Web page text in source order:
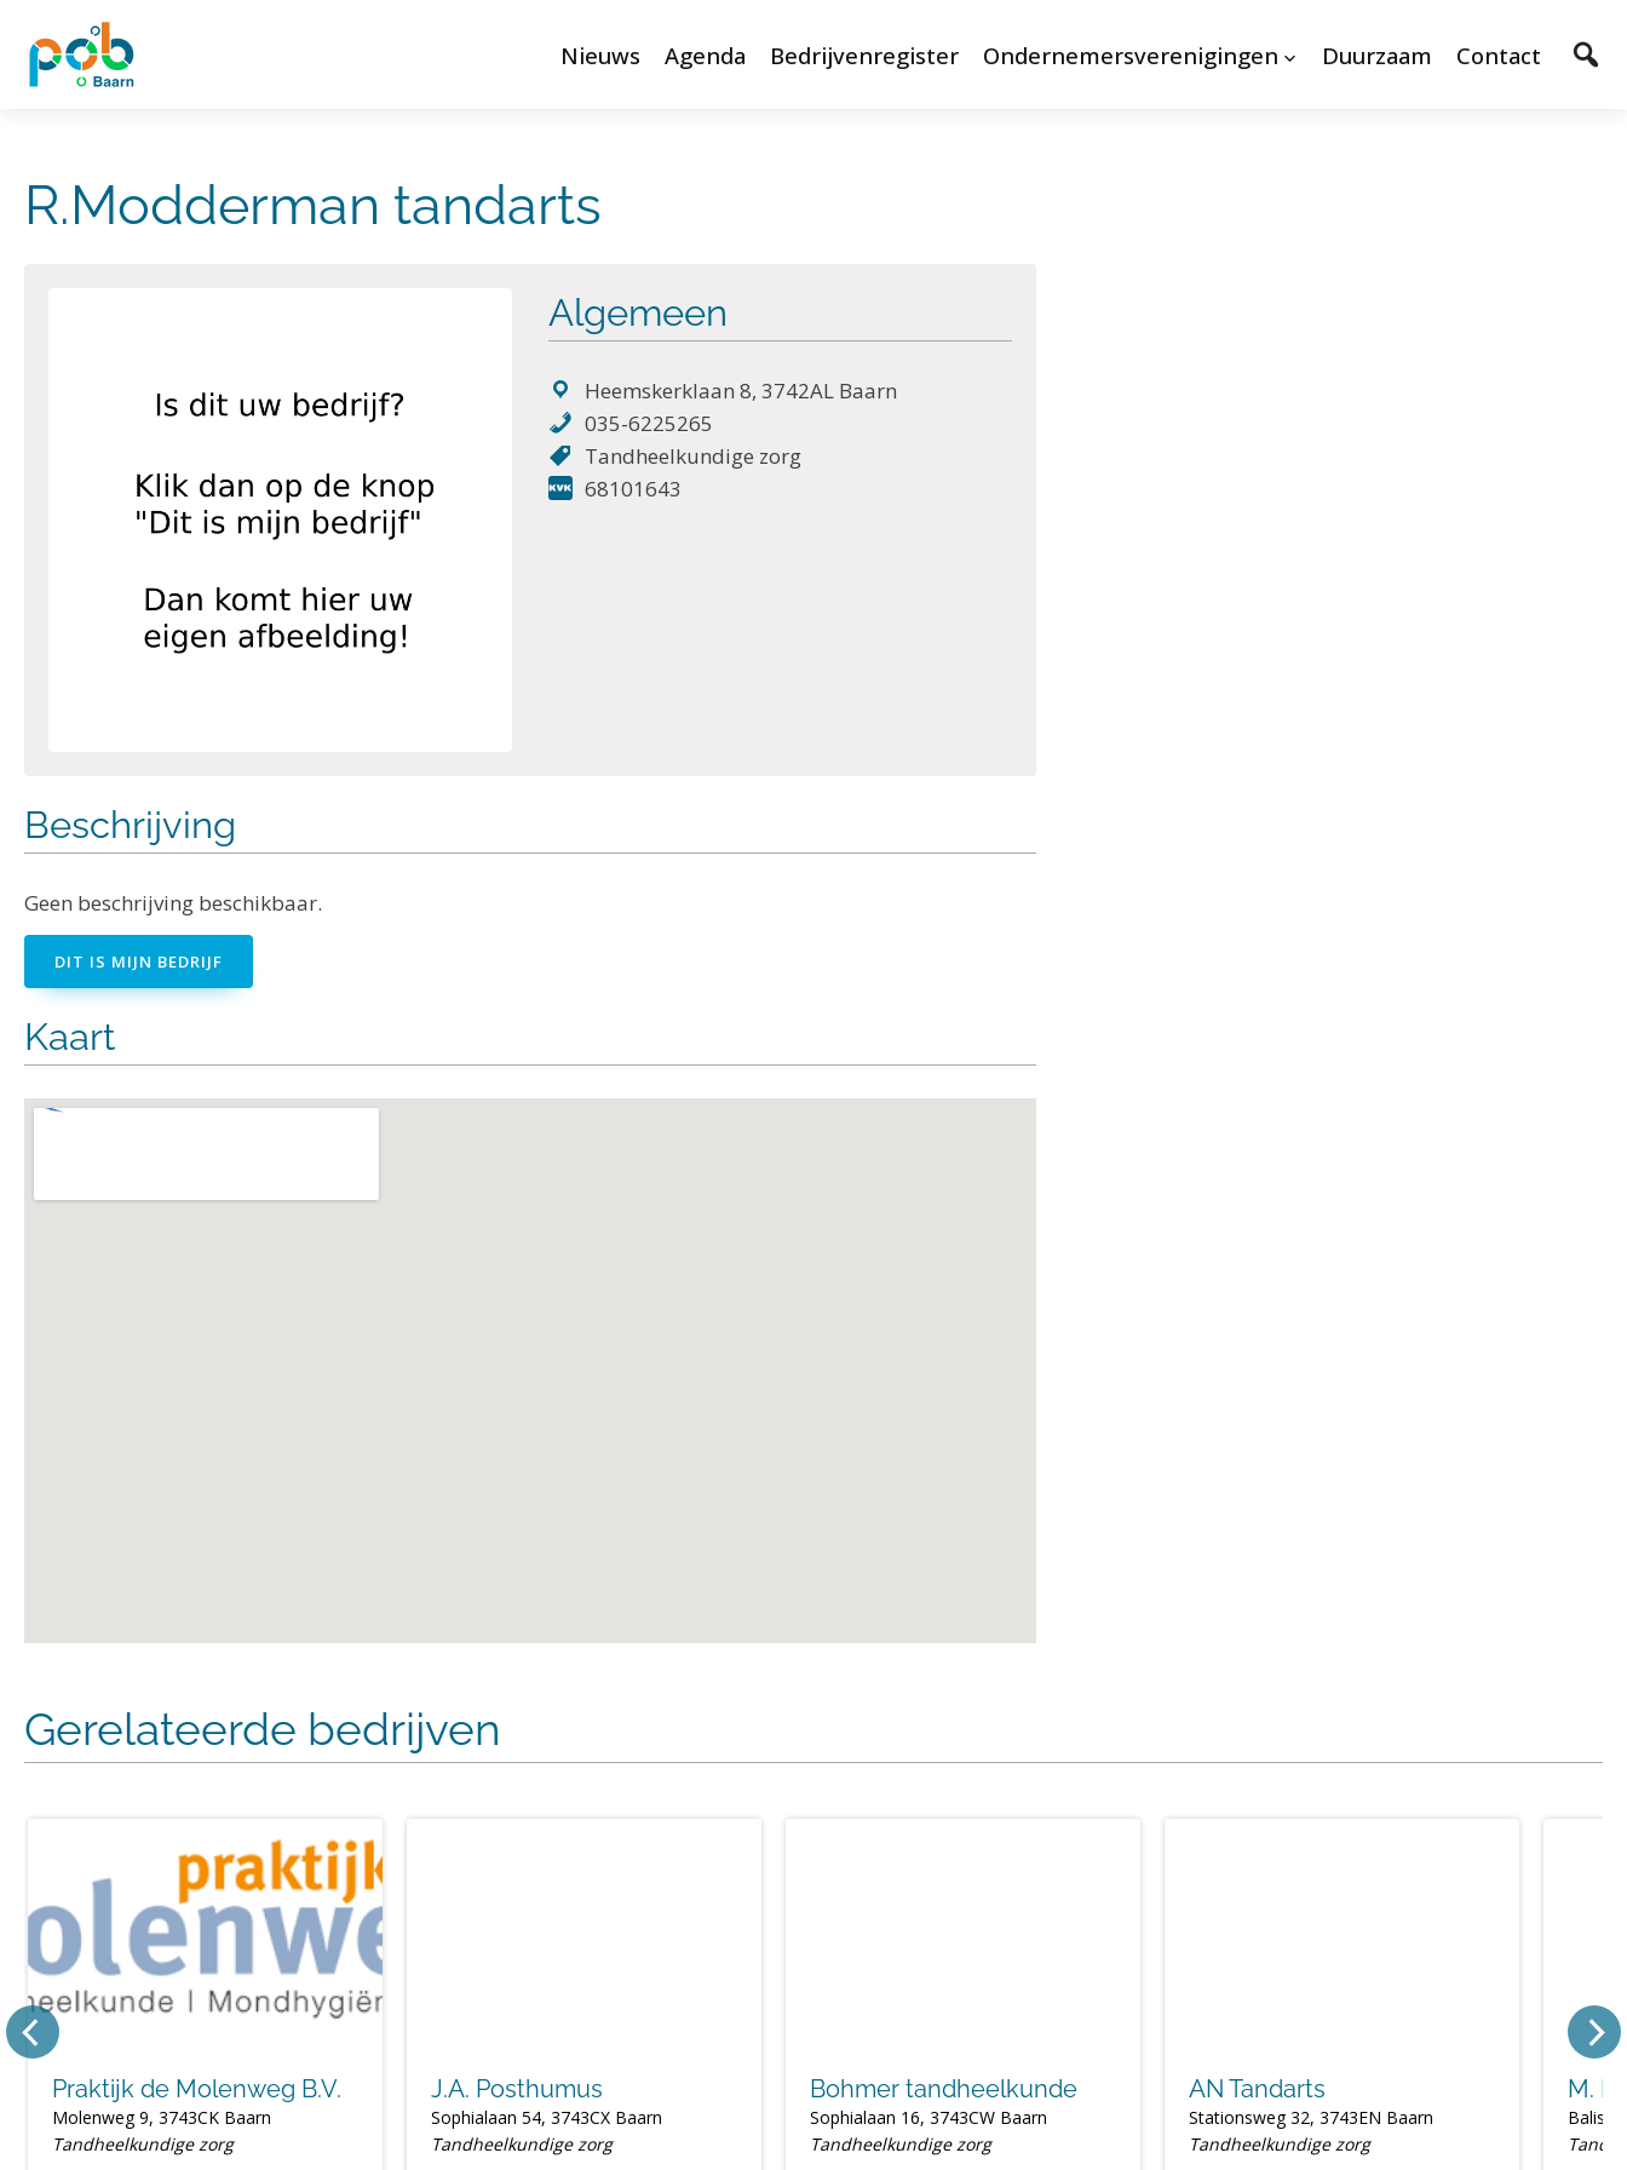
Nieuws Agenda Bedrijvenregister Ondernemersverenigingen Duurzaam Contact
R.Modderman tandarts
Algemeen
Heemskerklaan 8, 3742AL Baarn
035-6225265
Tandheelkundige zorg
68101643
Beschrijving
Geen beschrijving beschikbaar.
DIT IS MIJN BEDRIJF
Kaart
Gerelateerde bedrijven
Praktijk de Molenweg B.V.
Molenweg 9, 3743CK Baarn
Tandheelkundige zorg
J.A. Posthumus
Sophialaan 54, 3743CX Baarn
Tandheelkundige zorg
Bohmer tandheelkunde
Sophialaan 16, 3743CW Baarn
Tandheelkundige zorg
AN Tandarts
Stationsweg 32, 3743EN Baarn
Tandheelkundige zorg
M.